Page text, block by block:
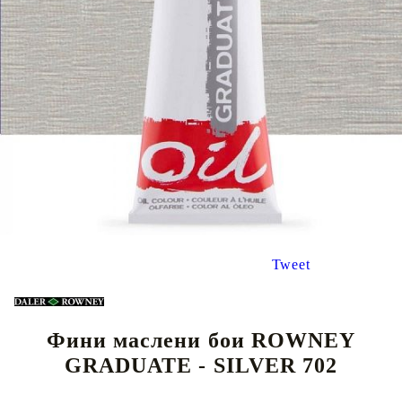
Tweet
Фини маслени бои ROWNEY
GRADUATE - SILVER 702